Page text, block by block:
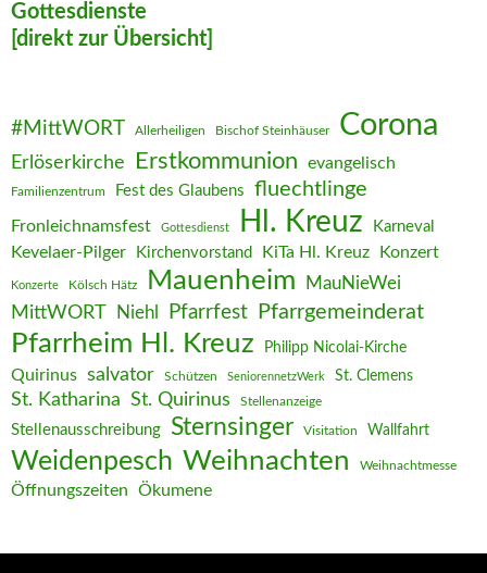
Gottesdienste
[direkt zur Übersicht]
#MittWORT Allerheiligen Bischof Steinhäuser Corona
Erlöserkirche Erstkommunion evangelisch
Familienzentrum Fest des Glaubens fluechtlinge
Fronleichnamsfest Gottesdienst Hl. Kreuz Karneval
Kevelaer-Pilger Kirchenvorstand KiTa Hl. Kreuz Konzert
Konzerte Kölsch Hätz Mauenheim MauNieWei
MittWORT Niehl Pfarrfest Pfarrgemeinderat
Pfarrheim Hl. Kreuz Philipp Nicolai-Kirche
Quirinus salvator Schützen SeniorennetzWerk St. Clemens
St. Katharina St. Quirinus Stellenanzeige
Stellenausschreibung Sternsinger Visitation Wallfahrt
Weidenpesch Weihnachten Weihnachtmesse
Öffnungszeiten Ökumene